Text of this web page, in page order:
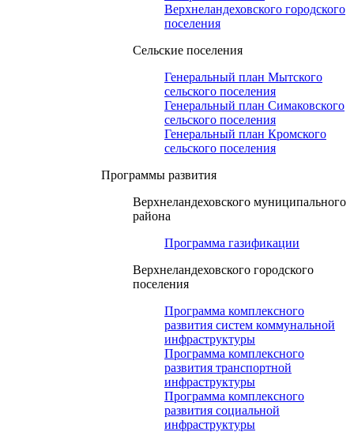
Верхнеландеховского городского
поселения
Сельские поселения
Генеральный план Мытского
сельского поселения
Генеральный план Симаковского
сельского поселения
Генеральный план Кромского
сельского поселения
Программы развития
Верхнеландеховского муниципального
района
Программа газификации
Верхнеландеховского городского
поселения
Программа комплексного
развития систем коммунальной
инфраструктуры
Программа комплексного
развития транспортной
инфраструктуры
Программа комплексного
развития социальной
инфраструктуры